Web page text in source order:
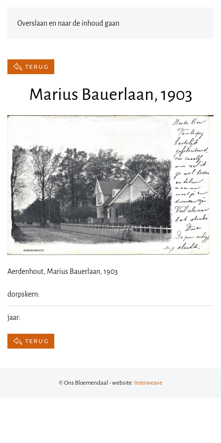
Overslaan en naar de inhoud gaan
TERUG
Marius Bauerlaan, 1903
Aerdenhout, Marius Bauerlaan, 1903
dorpskern:
jaar:
TERUG
© Ons Bloemendaal - website: Interweave